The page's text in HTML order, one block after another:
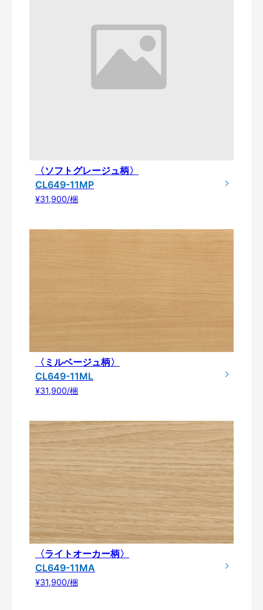
〈ソフトグレージュ柄〉
CL649-11MP
¥31,900/梱
〈ミルベージュ柄〉
CL649-11ML
¥31,900/梱
〈ライトオーカー柄〉
CL649-11MA
¥31,900/梱